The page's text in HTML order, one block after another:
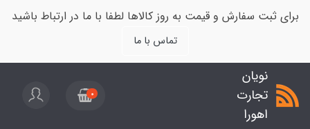
برای ثبت سفارش و قیمت به روز کالاها لطفا با ما در ارتباط باشید
تماس با ما
نویان
تجارت
اهورا
0